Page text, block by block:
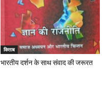
किताब
भारतीय दर्शन के साथ संवाद की जरूरत